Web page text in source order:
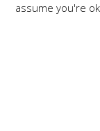
ASIME
assume you're